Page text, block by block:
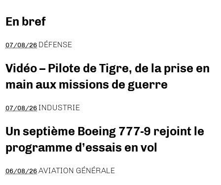
En bref
07/08/26 DÉFENSE
Vidéo – Pilote de Tigre, de la prise en
main aux missions de guerre
07/08/26 INDUSTRIE
Un septième Boeing 777-9 rejoint le
programme d’essais en vol
06/08/26 AVIATION GÉNÉRALE